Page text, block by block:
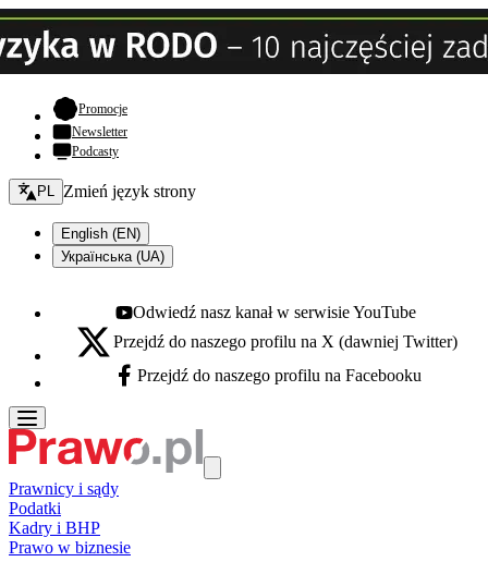
Promocje- otwiera się w nowej karcie
Newsletter
Podcasty
Zmień język - bieżący:
PL Zmień język strony
English (EN)
Українська (UA)
Youtube - otwiera się w nowej karcie
Odwiedź nasz kanał w serwisie YouTube
X - otwiera się w nowej karcie
Przejdź do naszego profilu na X (dawniej Twitter)
Facebook - otwiera się w nowej karcie
Przejdź do naszego profilu na Facebooku
Prawnicy i sądy
Podatki
Kadry i BHP
Prawo w biznesie